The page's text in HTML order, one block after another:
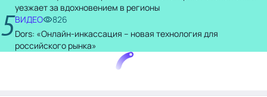
уезжает за вдохновением в регионы
5ВИДЕО
826
Dors: «Онлайн-инкассация – новая технология для
российского рынка»